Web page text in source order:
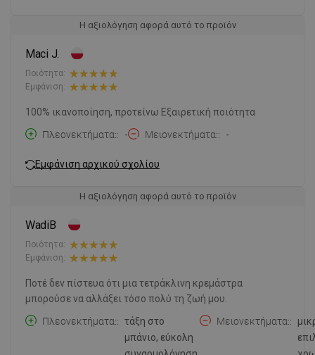
Η αξιολόγηση αφορά αυτό το προϊόν
Maci J.
Ποιότητα:
Εμφάνιση:
100% ικανοποίηση, προτείνω Εξαιρετική ποιότητα
Πλεονεκτήματα:
- Μειονεκτήματα: -
Εμφάνιση αρχικού σχολίου
Η αξιολόγηση αφορά αυτό το προϊόν
WadiB
Ποιότητα:
Εμφάνιση:
Ποτέ δεν πίστευα ότι μια τετράκλινη κρεμάστρα
μπορούσε να αλλάξει τόσο πολύ τη ζωή μου.
Πλεονεκτήματα:
τάξη στο
μπάνιο, εύκολη
Μειονεκτήματα: